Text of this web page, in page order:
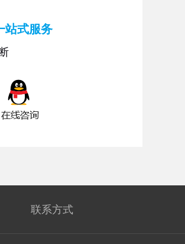
站式服务
联系方式